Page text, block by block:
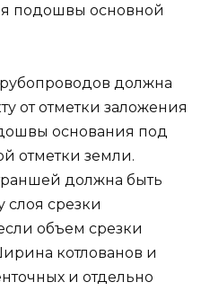
подошвы основной
должна
от отметки заложения
основания под
отметки земли.
должна быть
срезки
объем срезки
котлованов и
и отдельно